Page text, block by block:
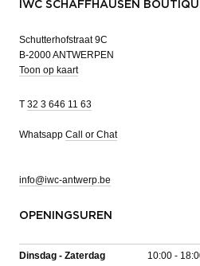
IWC SCHAFFHAUSEN
Schutterhofstraat 9C
B-2000 ANTWERPEN
Toon op kaart
T 32 3 646 11 63
Whatsapp Call or Chat
info@iwc-antwerp.be
OPENINGSUREN
Dinsdag - Zaterdag 10:00 -